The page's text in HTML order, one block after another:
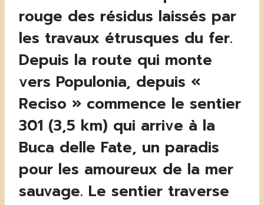
rouge des résidus laissés par
les travaux étrusques du fer.
Depuis la route qui monte
vers Populonia, depuis «
Reciso » commence le sentier
301 (3,5 km) qui arrive à la
Buca delle Fate, un paradis
pour les amoureux de la mer
sauvage. Le sentier traverse